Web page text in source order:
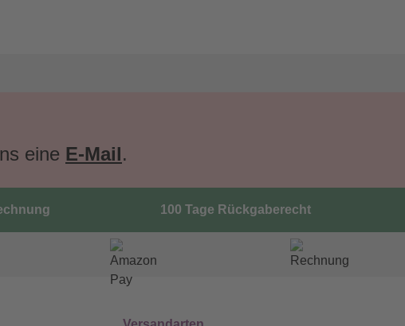
eine E-Mail.
100 Tage Rückgaberecht